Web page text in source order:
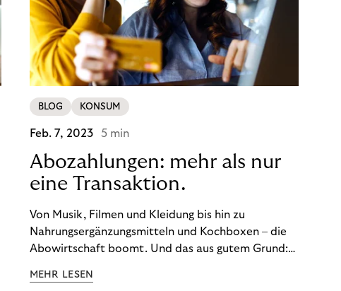
BLOG KONSUM
Feb. 7, 2023 5 min
Abozahlungen: mehr als nur
eine Transaktion.
Von Musik, Filmen und Kleidung bis hin zu
Nahrungsergänzungsmitteln und Kochboxen – die
Abowirtschaft boomt. Und das aus gutem Grund:
wünschen. Sie ermöglichen es uns, Produkte und
MEHR LESEN